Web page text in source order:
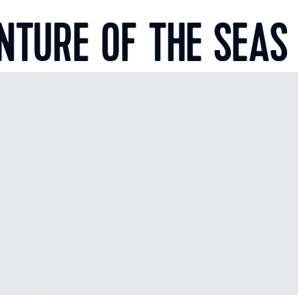
OF THE SEAS